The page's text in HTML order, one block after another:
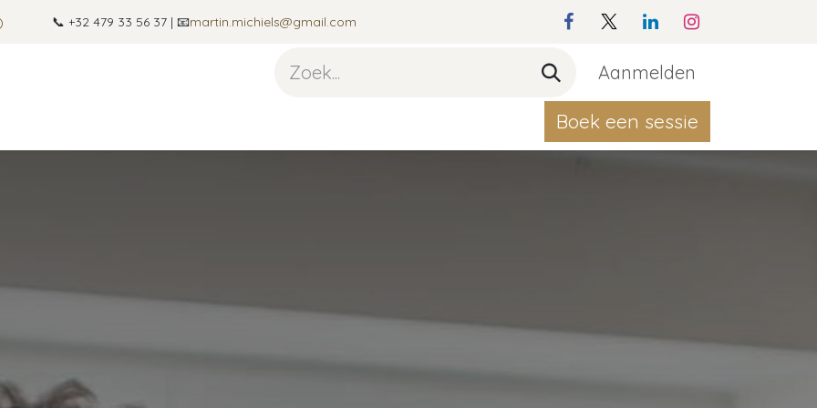
📞 +32 479 33 56 37 | 📧martin.michiels@gmail.com
Aanmelden
Boek een sessie